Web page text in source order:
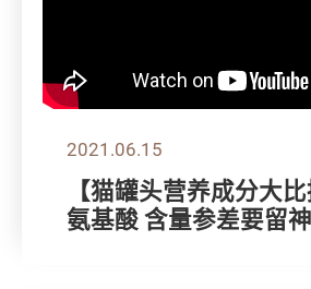
2021.06.15
【猫罐头营养成分大比
氨基酸 含量参差要留神